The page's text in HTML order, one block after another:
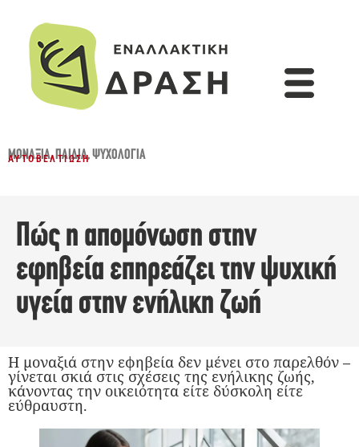
ΜΟΝΑΞΙΆ,ΠΑΙΔΙΆ,ΨΥΧΟΛΟΓΊΑ
ΑΥΤΟΒΕΛΤΊΩΣΗ
Πώς η απομόνωση στην
εφηβεία επηρεάζει την ψυχική
υγεία στην ενήλικη ζωή
Η μοναξιά στην εφηβεία δεν μένει στο παρελθόν –
γίνεται σκιά στις σχέσεις της ενήλικης ζωής,
κάνοντας την οικειότητα είτε δύσκολη είτε
εύθραυστη.